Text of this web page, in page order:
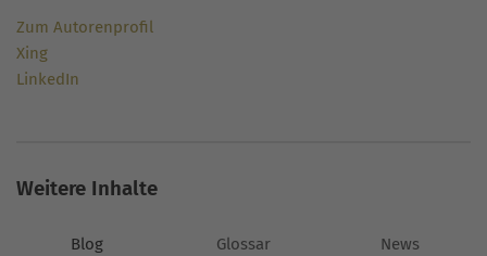
Zum Autorenprofil
Xing
LinkedIn
Weitere Inhalte
Blog Glossar News